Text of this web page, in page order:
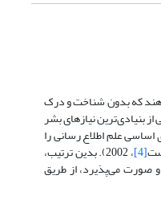
دهند که بدون شناخت و درک
از بنیادی‌ترین نیازهای بشر
علم اطلاع رسانی را
[4] ، 2002). بدین ترتیب،
او صورت می‌پذیرد، از طریق